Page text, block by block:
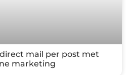
mail per post met
marketing